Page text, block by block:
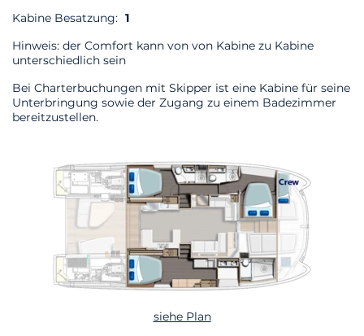
Kabine Besatzung: 1
Hinweis: der Comfort kann von von Kabine zu Kabine
unterschiedlich sein
Bei Charterbuchungen mit Skipper ist eine Kabine für seine
Unterbringung sowie der Zugang zu einem Badezimmer
bereitzustellen.
siehe Plan